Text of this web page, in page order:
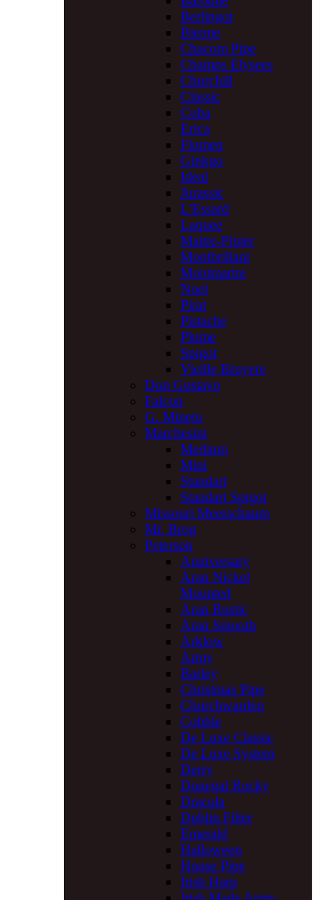
Berlingot
Bienne
Chacom Pipe
Champs Elysees
Churchill
Classic
Cuba
Erica
Flumen
Ginkgo
Ideal
Jurassic
L'Essard
Laquee
Maitre-Pipier
Montbrillant
Montmartre
Noel
Pirat
Pistache
Plume
Spigot
Vieille Bruyere
Don Gustavo
Falcon
G. Mineto
Marchesini
Medium
Mini
Standart
Standart Spigot
Missouri Meerschaum
Mr. Brog
Peterson
Anniversary
Aran Nickel
Mounted
Aran Rustic
Aran Smooth
Arklow
Army
Barley
Christmas Pipe
Churchwarden
Cobble
De Luxe Classic
De Luxe System
Derry
Donegal Rocky
Dracula
Dublin Filter
Emerald
Halloween
House Pipe
Irish Harp